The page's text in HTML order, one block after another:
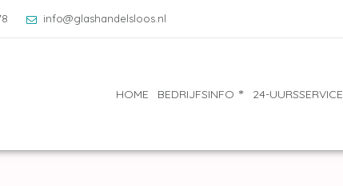
info@glashandelsloos.nl
HOME BEDRIJFSINFO 24-UURSSERVICE